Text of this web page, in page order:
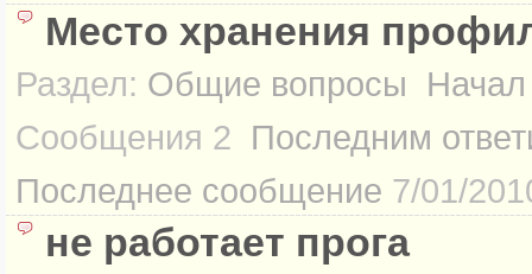
Место хранения
Раздел: Общие вопросы
Начал
Сообщения 2 Последним
Последнее сообщение 7/01/
не работает прога